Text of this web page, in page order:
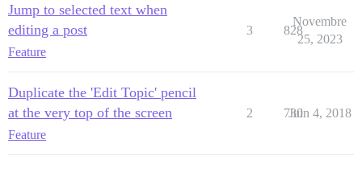
Jump to selected text when
editing a post
Feature
3 828
Novembre
25, 2023
Duplicate the 'Edit Topic' pencil
at the very top of the screen
Feature
2 730
Juin 4, 2018